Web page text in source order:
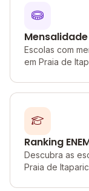
Mensalidade
Escolas com
em Praia de
Ranking
Descubra as
Praia de